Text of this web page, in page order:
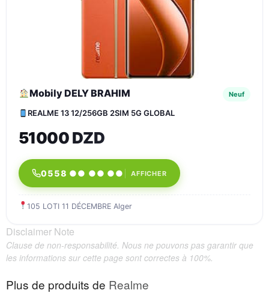
Mobily DELY BRAHIM Neuf
REALME 13 12/256GB 2SIM 5G GLOBAL
51000 DZD
0558 ●● ●● ●● AFFICHER
105 LOTI 11 DÉCEMBRE Alger
Disclaimer Note
Clause de non-responsabilité. Nous ne pouvons pas garantir que
les informations sur cette page sont correctes à 100%.
Plus de produits de Realme